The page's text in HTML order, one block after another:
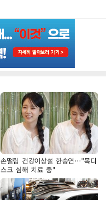
손떨림 건강이상설 한승연…"목디
스크 심해 치료 중"